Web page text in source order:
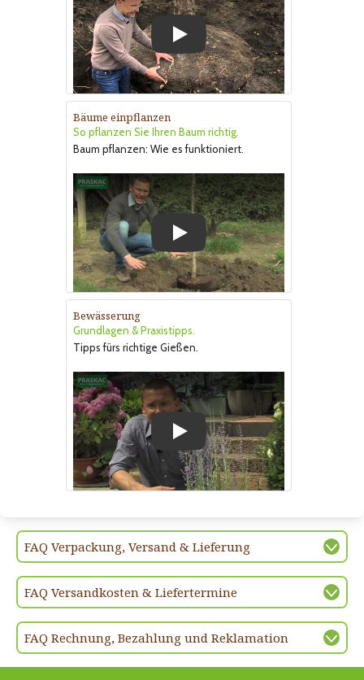
Bäume einpflanzen
So pflanzen Sie Ihren Baum richtig.
Baum pflanzen: Wie es funktioniert.
Bewässerung
Grundlagen & Praxistipps.
Tipps fürs richtige Gießen.
FAQ Verpackung, Versand & Lieferung
FAQ Versandkosten & Liefertermine
FAQ Rechnung, Bezahlung und Reklamation